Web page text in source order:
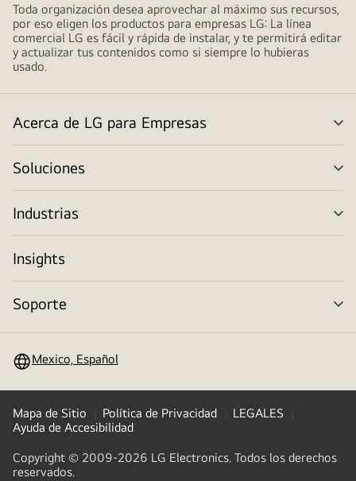
superpuestas,
creando
diseño
minimalista
Toda organización desea aprovechar al máximo sus recursos,
por eso eligen los productos para empresas LG: La línea
comercial LG es fácil y rápida de instalar, y te permitirá editar
y actualizar tus contenidos como si siempre lo hubieras
usado.
Acerca de LG para Empresas
Soluciones
Industrias
Insights
Soporte
Mexico, Español
Mapa de Sitio Política de Privacidad
LEGALES
Ayuda de Accesibilidad
Copyright © 2009-2026 LG Electronics. Todos los derechos
reservados.